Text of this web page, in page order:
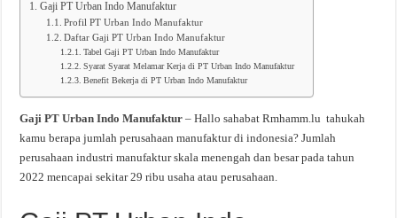
Gaji PT Urban Indo Manufaktur
Profil PT Urban Indo Manufaktur
Daftar Gaji PT Urban Indo Manufaktur
Tabel Gaji PT Urban Indo Manufaktur
Syarat Syarat Melamar Kerja di PT Urban Indo Manufaktur
Benefit Bekerja di PT Urban Indo Manufaktur
Gaji PT Urban Indo Manufaktur – Hallo sahabat Rmhamm.lu tahukah
kamu berapa jumlah perusahaan manufaktur di indonesia? Jumlah
perusahaan industri manufaktur skala menengah dan besar pada tahun
2022 mencapai sekitar 29 ribu usaha atau perusahaan.